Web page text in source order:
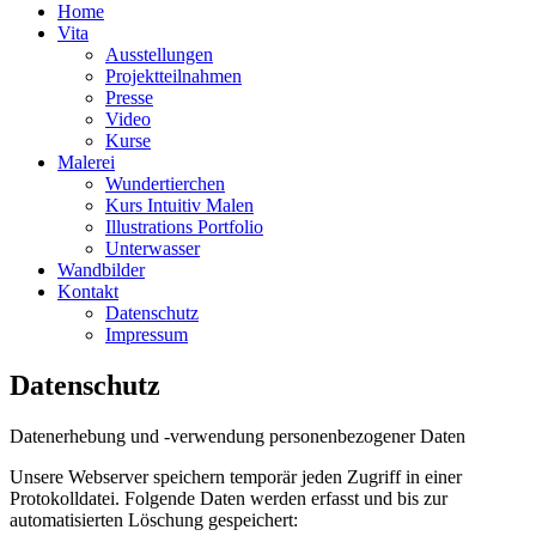
Home
Vita
Ausstellungen
Projektteilnahmen
Presse
Video
Kurse
Malerei
Wundertierchen
Kurs Intuitiv Malen
Illustrations Portfolio
Unterwasser
Wandbilder
Kontakt
Datenschutz
Impressum
Datenschutz
Datenerhebung und -verwendung personenbezogener Daten
Unsere Webserver speichern temporär jeden Zugriff in einer
Protokolldatei. Folgende Daten werden erfasst und bis zur
automatisierten Löschung gespeichert: